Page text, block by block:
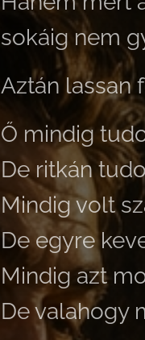
sokáig nem
Aztán lassan
Ő mindig
De ritkán
Mindig volt
De egyre
Mindig azt
De valahogy